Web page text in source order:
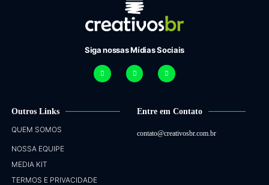
Siga nossas Mídias Sociais
Outros Links
QUEM SOMOS
NOSSA EQUIPE
MEDIA KIT
TERMOS E PRIVACIDADE
Entre em Contato
contato@creativosbr.com.br